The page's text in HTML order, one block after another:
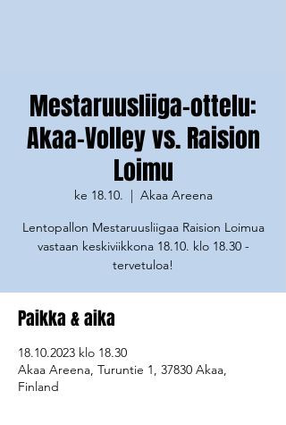
Mestaruusliiga-ottelu:
Akaa-Volley vs. Raision
Loimu
ke 18.10.
  |
Akaa Areena
Lentopallon Mestaruusliigaa Raision Loimua
vastaan keskiviikkona 18.10. klo 18.30 -
tervetuloa!
Paikka & aika
18.10.2023 klo 18.30
Akaa Areena, Turuntie 1, 37830 Akaa,
Finland